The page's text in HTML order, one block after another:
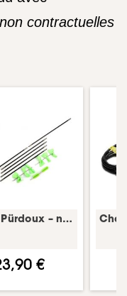
contractuelles
Brosse Pürdoux – nettoyage tuyau CPAP
€